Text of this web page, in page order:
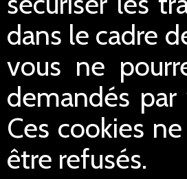
dans le cadre
vous ne
demandés
Ces cookies
être refusés.